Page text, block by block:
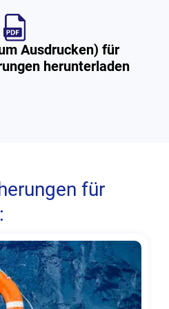
Ausdrucken) für
herunterladen
für